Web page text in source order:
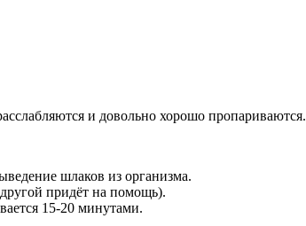
и довольно хорошо пропариваются.
шлаков из организма.
придёт на помощь).
15-20 минутами.